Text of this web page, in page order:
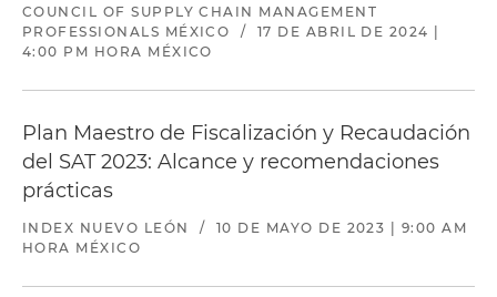
COUNCIL OF SUPPLY CHAIN MANAGEMENT
PROFESSIONALS MÉXICO
/
17 DE ABRIL DE 2024 |
4:00 PM HORA MÉXICO
Plan Maestro de Fiscalización y Recaudación
del SAT 2023: Alcance y recomendaciones
prácticas
INDEX NUEVO LEÓN /
10 DE MAYO DE 2023 | 9:00 AM
HORA MÉXICO